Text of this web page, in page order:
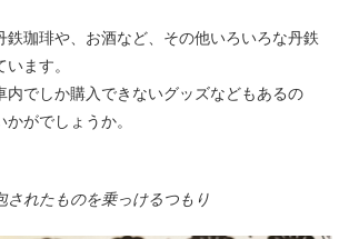
鉄珈琲や、お酒など、その他いろいろな丹鉄
ます。
内でしか購入できないグッズなどもあるの
がでしょうか。
されたものを乗っけるつもり